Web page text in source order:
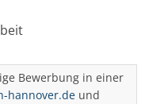
Bewerbung in einer
hannover.de und